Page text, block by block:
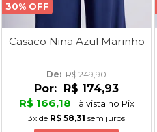
30% OFF
Casaco Nina Azul Marinho
De: R$ 249,90
Por: R$ 174,93
R$ 166,18
à vista no Pix
3x de R$ 58,31 sem juros